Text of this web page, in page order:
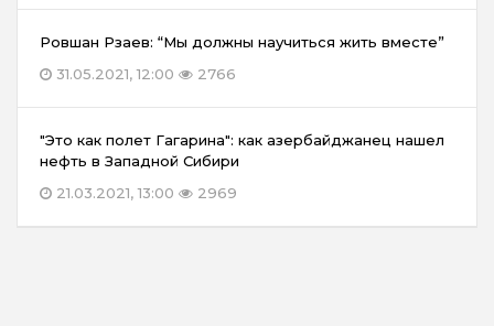
Ровшан Рзаев: “Мы должны научиться жить вместе”
31.05.2021, 12:00
2766
"Это как полет Гагарина": как азербайджанец нашел
нефть в Западной Сибири
21.03.2021, 13:00
2969